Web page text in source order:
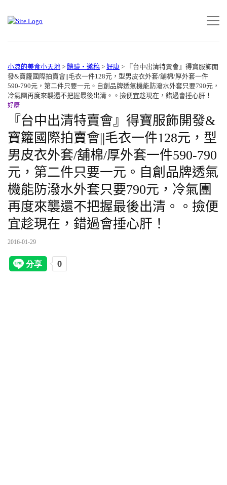
小凉的美食小天地 > 體驗‧邀稿 > 好康 >
『台中出清特賣會』得寶服飾䦕
發&寶籮國際拍賣會||毛衣一件128元，型男皮衣外套/舖棉/厚外套一件
590-790元，第二件只要一元。自創品牌透氣機能防潑水外套只要790元，
冷氣團再度來襲還不把握最後出清。。撿便宜趁現在，錯過會捶心肝！
好康
『台中出清特賣會』得寶服飾䦕發&
寶籮國際拍賣會||毛衣一件128元，型
男皮衣外套/舖棉/厚外套一件590-790
元，第二件只要一元。自創品牌透氣
機能防潑水外套只要790元，冷氣團
再度來襲還不把握最後出清。。撿便
宜趁現在，錯過會捶心肝！
2016-01-29